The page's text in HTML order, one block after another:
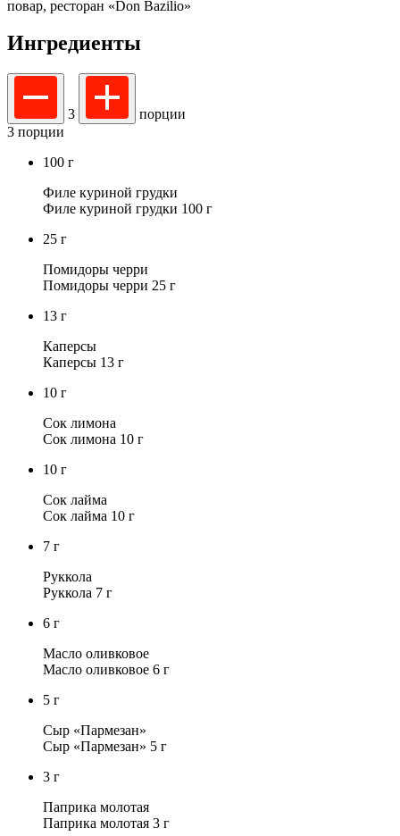
повар, ресторан «Don Bazilio»
Ингредиенты
3
порции
3 порции
100 г
Филе куриной грудки
Филе куриной грудки 100 г
25 г
Помидоры черри
Помидоры черри 25 г
13 г
Каперсы
Каперсы 13 г
10 г
Сок лимона
Сок лимона 10 г
10 г
Сок лайма
Сок лайма 10 г
7 г
Руккола
Руккола 7 г
6 г
Масло оливковое
Масло оливковое 6 г
5 г
Сыр «Пармезан»
Сыр «Пармезан» 5 г
3 г
Паприка молотая
Паприка молотая 3 г